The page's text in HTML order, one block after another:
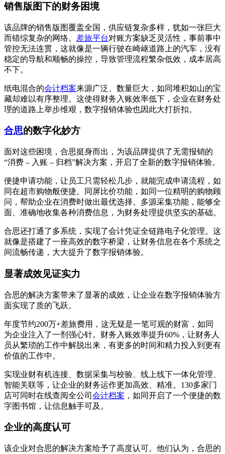
销售版图下的财务困境
该品牌的销售版图覆盖全国，供应链复杂多样，犹如一张巨大
而错综复杂的网络。 差旅平台对账方案缺乏灵活性，事前事中
管控无法连贯，这就像是一辆行驶在崎岖道路上的汽车，没有
稳定的导航和顺畅的操控，导致管理流程繁杂低效，成本居高
不下。
纸电混合的会计档案来源广泛、数量巨大，如同堆积如山的宝
藏却难以有序整理。这使得财务入账效率低下，企业在财务处
理的道路上举步维艰，数字报销体验也因此大打折扣。
合思的数字化妙方
面对这些困境，合思挺身而出，为该品牌提供了无需报销的
“消费 – 入账 – 归档”解决方案，开启了全新的数字报销体验。
便捷申请功能，让员工只需轻松几步，就能完成申请流程，如
同在超市购物般便捷。同屏比价功能，如同一位精明的购物顾
问，帮助企业在消费时做出最优选择。多源采集功能，能够全
面、准确地收集各种消费信息，为财务处理提供坚实的基础。
合思还打通了多系统，实现了会计凭证全链路电子化管理。这
就像是搭建了一座高效的数字桥梁，让财务信息在各个系统之
间流畅传递，大大提升了数字报销体验。
显著成效见证实力
合思的解决方案带来了显著的成效，让企业在数字报销体验方
面实现了质的飞跃。
年度节约200万+差旅费用，这无疑是一笔可观的财富，如同
为企业注入了一剂强心针。财务入账效率提升60%，让财务人
员从繁琐的工作中解脱出来，有更多的时间和精力投入到更有
价值的工作中。
实现业财有机连接、数据采集与校验、线上线下一体化管理、
智能关联等，让企业的财务运作更加高效、精准。130多家门
店可同时在线查阅全公司 会计档案 ，如同开启了一个便捷的数
字图书馆，让信息触手可及。
企业的高度认可
该企业对合思的解决方案给予了高度认可。他们认为，合思的